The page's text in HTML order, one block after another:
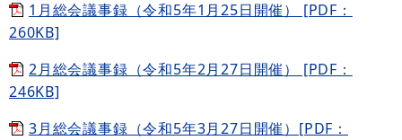
1月総会議事録（令和5年1月25日開催） [PDF：
260KB]
2月総会議事録（令和5年2月27日開催） [PDF：
246KB]
3月総会議事録（令和5年3月27日開催）[PDF：